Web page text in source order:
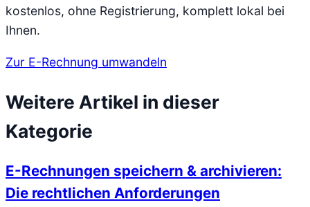
kostenlos, ohne Registrierung, komplett lokal bei
Ihnen.
Zur E-Rechnung umwandeln
Weitere Artikel in dieser
Kategorie
E-Rechnungen speichern & archivieren:
Die rechtlichen Anforderungen